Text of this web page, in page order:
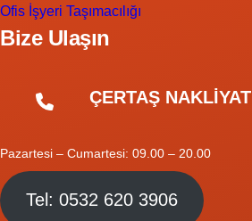
Ofis İşyeri Taşımacılığı
Bize Ulaşın
ÇERTAŞ NAKLİYAT
Pazartesi – Cumartesi: 09.00 – 20.00
Tel: 0532 620 3906